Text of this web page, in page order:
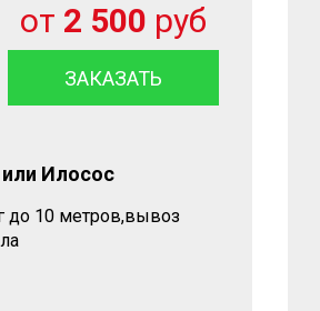
от 2 500 руб
ЗАКАЗАТЬ
Илосос
до 10 метров,вывоз